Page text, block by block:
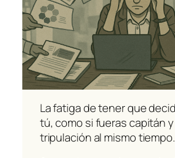
La fatiga de tener que
tú, como si fueras capitán y
tripulación al mismo tiempo.